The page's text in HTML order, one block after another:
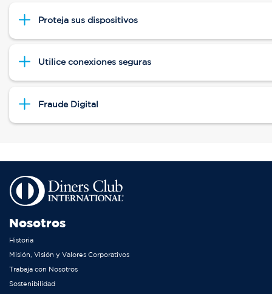
Proteja sus dispositivos
Utilice conexiones seguras
Fraude Digital
Nosotros
Historia
Misión, Visión y Valores Corporativos
Trabaja con Nosotros
Sostenibilidad